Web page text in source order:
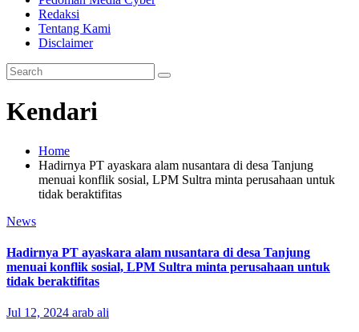
Redaksi
Tentang Kami
Disclaimer
Kendari
Home
Hadirnya PT ayaskara alam nusantara di desa Tanjung
menuai konflik sosial, LPM Sultra minta perusahaan untuk
tidak beraktifitas
News
Hadirnya PT ayaskara alam nusantara di desa Tanjung
menuai konflik sosial, LPM Sultra minta perusahaan untuk
tidak beraktifitas
Jul 12, 2024 arab ali